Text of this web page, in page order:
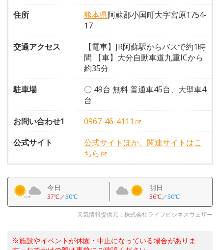
住所
熊本県阿蘇郡小国町大字宮原1754-
17
交通アクセス
【電車】JR阿蘇駅からバスで約1時
間 【車】大分自動車道九重ICから
約35分
駐車場
〇 49台 無料 普通車45台、大型車4
台
お問い合わせ1
0967-46-4111
公式サイト
公式サイトほか、関連サイトはこ
ちら
今日
37℃／30℃
明日
36℃／30℃
天気情報提供元：株式会社ライフビジネスウェザー
※施設やイベントが休園・中止になっている場合がありま